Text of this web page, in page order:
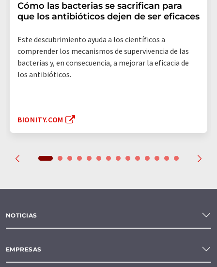
Cómo las bacterias se sacrifican para
que los antibióticos dejen de ser eficaces
Este descubrimiento ayuda a los científicos a
comprender los mecanismos de supervivencia de las
bacterias y, en consecuencia, a mejorar la eficacia de
los antibióticos.
BIONITY.COM
NOTICIAS
EMPRESAS